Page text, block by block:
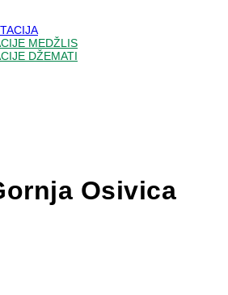
MEDŽLIS
DŽEMATI
Osivica